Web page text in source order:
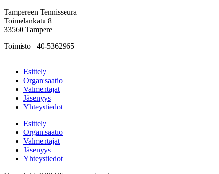
Tampereen Tennisseura
Toimelankatu 8
33560 Tampere
Toimisto
40-5362965
Esittely
Organisaatio
Valmentajat
Jäsenyys
Yhteystiedot
Esittely
Organisaatio
Valmentajat
Jäsenyys
Yhteystiedot